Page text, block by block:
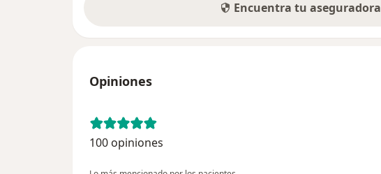
Encuentra tu aseguradora
Opiniones
100 opiniones